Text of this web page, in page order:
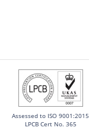
Assessed to ISO 9001:2015
LPCB Cert No. 365